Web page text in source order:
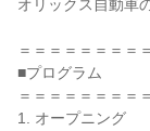
オリックス自動車
＝＝＝＝＝＝＝＝
■プログラム
＝＝＝＝＝＝＝＝
1. オープニング